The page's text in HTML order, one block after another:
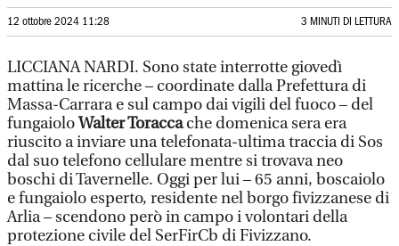
12 ottobre 2024 11:28 3 MINUTI DI LETTURA
LICCIANA NARDI. Sono state interrotte giovedì
mattina le ricerche – coordinate dalla Prefettura di
Massa-Carrara e sul campo dai vigili del fuoco – del
fungaioloWalter Toraccache domenica sera era
riuscito a inviare una telefonata-ultima traccia di Sos
dal suo telefono cellulare mentre si trovava neo
boschi di Tavernelle. Oggi per lui – 65 anni, boscaiolo
e fungaiolo esperto, residente nel borgo fivizzanese di
Arlia – scendono però in campo i volontari della
protezione civile del SerFirCb di Fivizzano.